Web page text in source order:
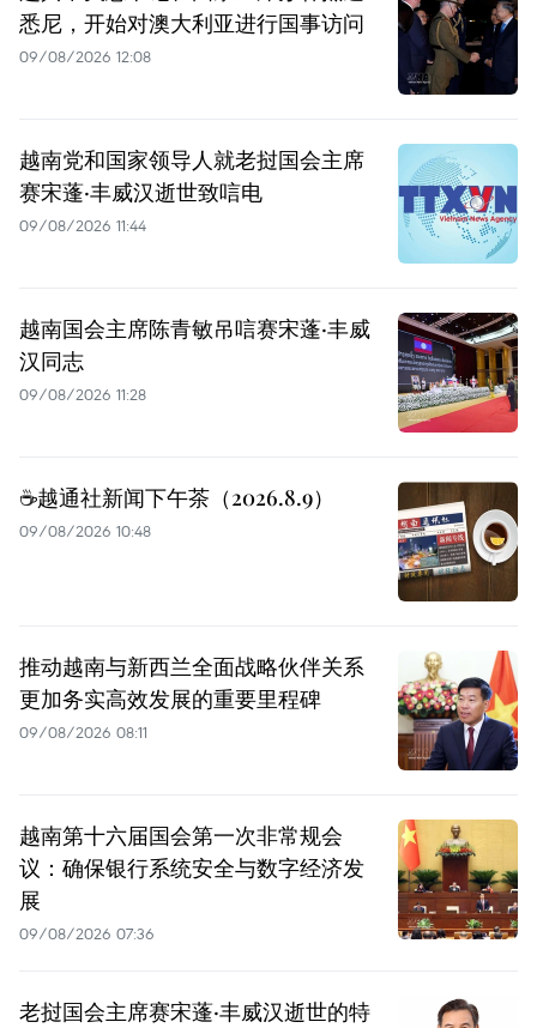
悉尼，开始对澳大利亚进行国事访问
09/08/2026 12:08
越南党和国家领导人就老挝国会主席
赛宋蓬·丰威汉逝世致唁电
09/08/2026 11:44
越南国会主席陈青敏吊唁赛宋蓬·丰威
汉同志
09/08/2026 11:28
☕️越通社新闻下午茶（2026.8.9）
09/08/2026 10:48
推动越南与新西兰全面战略伙伴关系
更加务实高效发展的重要里程碑
09/08/2026 08:11
越南第十六届国会第一次非常规会
议：确保银行系统安全与数字经济发
展
09/08/2026 07:36
老挝国会主席赛宋蓬·丰威汉逝世的特